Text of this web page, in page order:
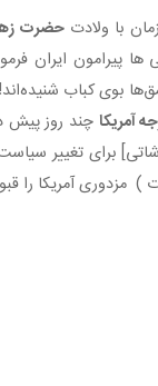
با ولادتحضرت
ها پیرامون ایران
بوی کباب شنیده‌اند!
آمریکا چند روز پیش
برای تغییر
) مزدوری آمریکا را